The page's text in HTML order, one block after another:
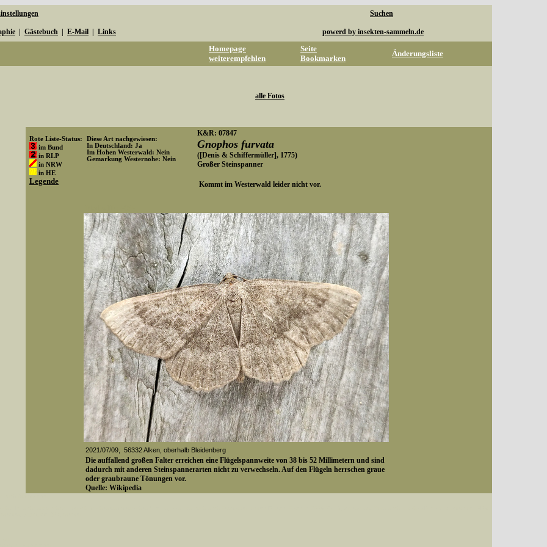
Suchen
Gästebuch E-Mail Links powerd by insekten-sammeln.de
Homepage
weiterempfehlen
Seite
Bookmarken
Änderungsliste
alle Fotos
Rote Liste-Status:
im Bund
in RLP
in NRW
in HE
Legende
Diese Art nachgewiesen:
In Deutschland: Ja
Im Hohen Westerwald: Nein
Gemarkung Westernohe: Nein
K&R: 07847
Gnophos furvata
([Denis & Schiffermüller], 1775)
Großer Steinspanner
Kommt im Westerwald leider nicht vor.
2021/07/09, 56332 Alken, oberhalb Bleidenberg
Die auffallend großen Falter erreichen eine Flügelspannweite von 38 bis 52 Millimetern und sind
dadurch mit anderen Steinspannerarten nicht zu verwechseln. Auf den Flügeln herrschen graue
oder graubraune Tönungen vor.
Quelle: Wikipedia